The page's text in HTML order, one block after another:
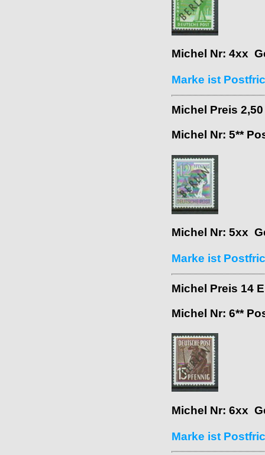
Michel Nr: 4xx
Marke ist
Michel Preis
Michel Nr: 5**
Michel Nr: 5xx
Marke ist
Michel Preis 14
Michel Nr: 6**
Michel Nr: 6xx
Marke ist